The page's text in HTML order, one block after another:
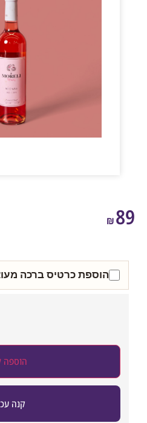
הוספת כרטיס ברכה מעוצב
הוספה לסל
קנה עכשיו